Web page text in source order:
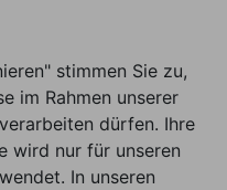
stimmen Sie zu,
im Rahmen unserer
dürfen. Ihre
wird nur für unseren
In unseren